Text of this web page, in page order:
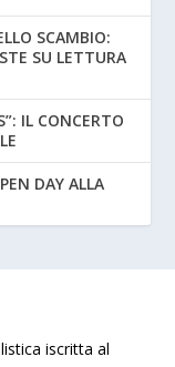
SCAMBIO:
SU LETTURA
IL CONCERTO
DAY ALLA
iscritta al